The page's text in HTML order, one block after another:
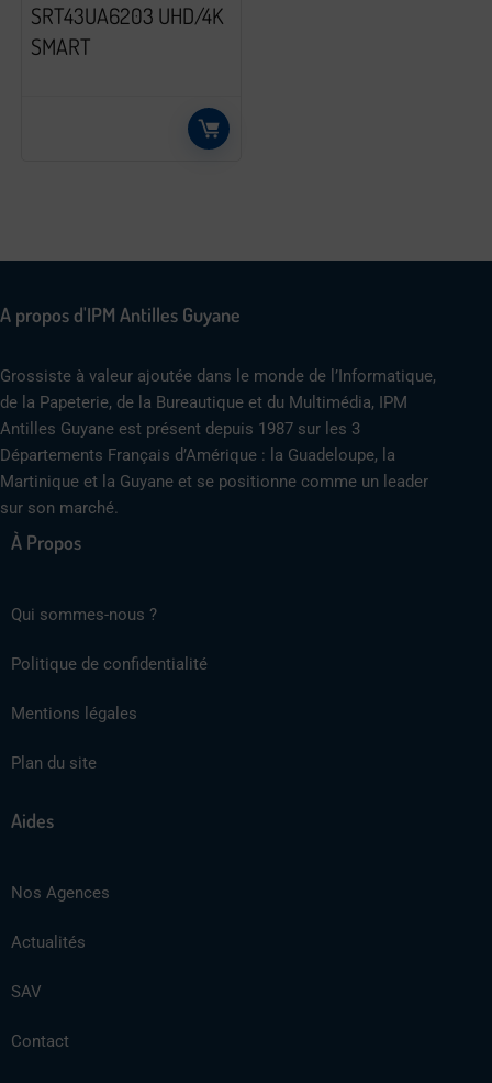
SRT43UA6203 UHD/4K
SMART
A propos d'IPM Antilles Guyane
Grossiste à valeur ajoutée dans le monde de l’Informatique,
de la Papeterie, de la Bureautique et du Multimédia, IPM
Antilles Guyane est présent depuis 1987 sur les 3
Départements Français d’Amérique : la Guadeloupe, la
Martinique et la Guyane et se positionne comme un leader
sur son marché.
À Propos
Qui sommes-nous ?
Politique de confidentialité
Mentions légales
Plan du site
Aides
Nos Agences
Actualités
SAV
Contact